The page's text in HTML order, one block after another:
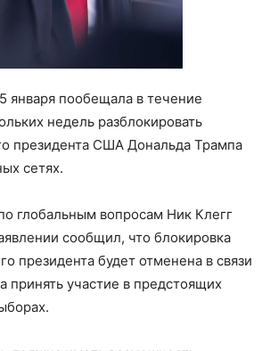
января пообещала в течение
недель разблокировать
президента США Дональда Трампа
сетях.
глобальным вопросам Ник Клегг
сообщил, что блокировка
президента будет отменена в связи
принять участие в предстоящих